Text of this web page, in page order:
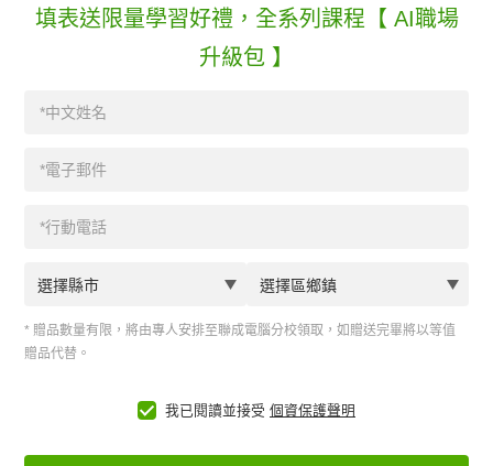
填表送限量學習好禮，全系列課程【 AI職場
升級包 】
* 贈品數量有限，將由專人安排至聯成電腦分校領取，如贈送完畢將以等值
贈品代替。
我已閱讀並接受 個資保護聲明